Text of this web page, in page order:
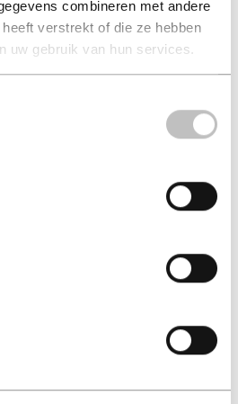
combineren met andere
verstrekt of die ze hebben
uw gebruik van hun services.
Drenthe op stoom